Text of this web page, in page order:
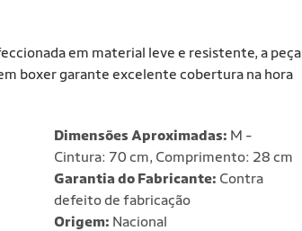
em material leve e resistente, a peça
boxer garante excelente cobertura na hora
Dimensões Aproximadas: M -
Cintura: 70 cm, Comprimento: 28 cm
Garantia do Fabricante: Contra
defeito de fabricação
Origem: Nacional